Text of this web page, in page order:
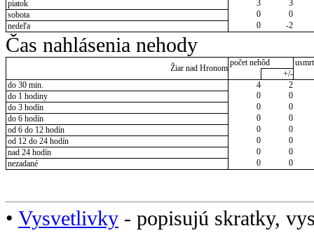
piatok
3
3
sobota
0
0
nedeľa
0 -2
Čas nahlásenia nehody
Žiar nad Hronom
počet nehôd
+/-
do 30 min.
4
2
do 1 hodiny
0
0
do 3 hodín
0
0
do 6 hodín
0
0
od 6 do 12 hodín
0
0
od 12 do 24 hodín
0
0
nad 24 hodín
0
0
nezadané
0 0
• Vysvetlivky - popisujú skratky,